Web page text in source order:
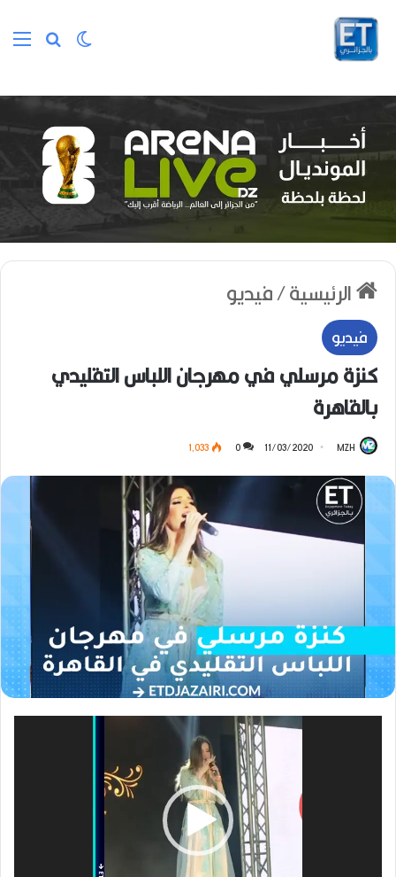
بحث عن
الوضع المظلم
الرئيسية/فيديو
فيديو
كنزة مرسلي في مهرجان اللباس التقليدي
بالقاهرة
MZH
11/03/2020
0 1٬033